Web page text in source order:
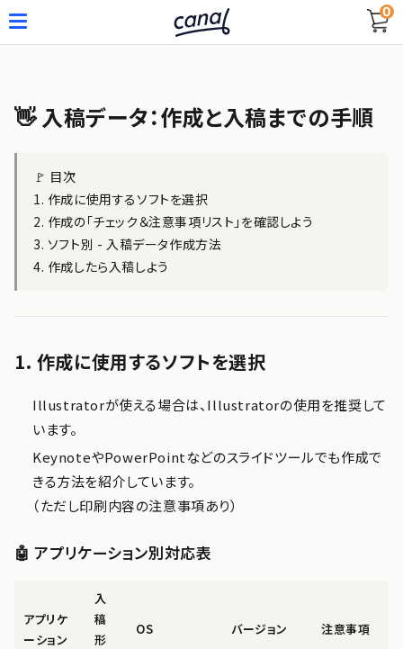
0
👋 入稿データ：作成と入稿までの手順
🚩 目次
1. 作成に使用するソフトを選択
2. 作成の「チェック＆注意事項リスト」を確認しよう
3. ソフト別 - 入稿データ作成方法
4. 作成したら入稿しよう
1. 作成に使用するソフトを選択
Illustratorが使える場合は、Illustratorの使用を推奨して
います。
KeynoteやPowerPointなどのスライドツールでも作成で
きる方法を紹介しています。
（ただし印刷内容の注意事項あり）
🤖 アプリケーション別対応表
アプリケ
ーション
入
稿
形
OS バージョン 注意事項